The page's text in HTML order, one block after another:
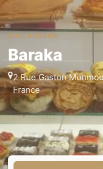
BOULANGERIE
Baraka
2 Rue Gaston
France